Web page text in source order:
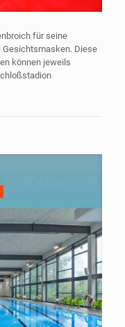
für seine
Gesichtsmasken. Diese
können jeweils